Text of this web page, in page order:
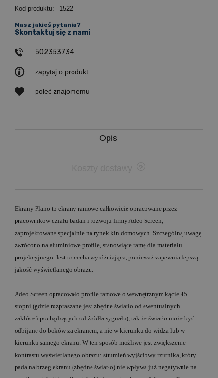
Kod produktu:
1522
zapytaj o produkt
poleć znajomemu
Masz jakieś pytania?
Skontaktuj się z nami
502353734
Opis
Ekrany Plano to ekrany ramowe całkowicie opracowane przez
pracowników działu badań i rozwoju firmy Adeo Screen,
zaprojektowane specjalnie na rynek kin domowych. Szczególną uwagę
zwrócono na aluminiowe profile, stanowiące ramę dla materiału
projekcyjnego. Jest to cecha wyróżniająca, ponieważ zapewnia lepszą
jakość wyświetlanego obrazu.
Adeo Screen opracowało profile ramowe o wewnętrznym kącie 45
stopni (gdzie rozpraszane jest zbędne światło od ewentualnych
zakłóceń pochądzących od źródła sygnału), tak że światło może być
odbijane do boków za ekranem, a nie w kierunku do widza lub w
kierunku samego ekranu. W ten sposób możliwe jest zwiększenie
kontrastu wyświetlanego obrazu: strumień wyjściowy rzutnika, który
pada na brzeg ekranu (zbędne światło) nie wpływa już negatywnie na